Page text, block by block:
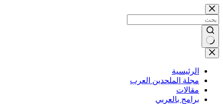
التجاوز
إلى
المحتوى
لا
نتائج
الرئيسية
مجلة الملحدين العرب
مقالات
برامج بالعربي